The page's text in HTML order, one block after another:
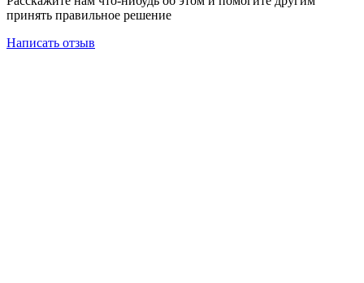
принять правильное решение
Написать отзыв